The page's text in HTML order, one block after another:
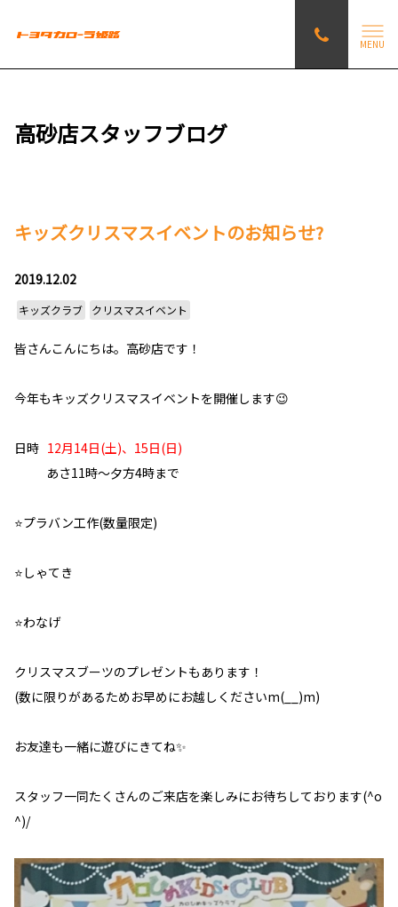
MENU
高砂店スタッフブログ
キッズクリスマスイベントのお知らせ?
2019.12.02
キッズクラブ クリスマスイベント
皆さんこんにちは。高砂店です！
今年もキッズクリスマスイベントを開催します😉
日時 12月14日(土)、15日(日)
あさ11時～夕方4時まで
⭐️プラバン工作(数量限定)
⭐️しゃてき
⭐️わなげ
クリスマスブーツのプレゼントもあります！
(数に限りがあるためお早めにお越しくださいm(__)m)
お友達も一緒に遊びにきてね✨
スタッフ一同たくさんのご来店を楽しみにお待ちしております(^o
^)/